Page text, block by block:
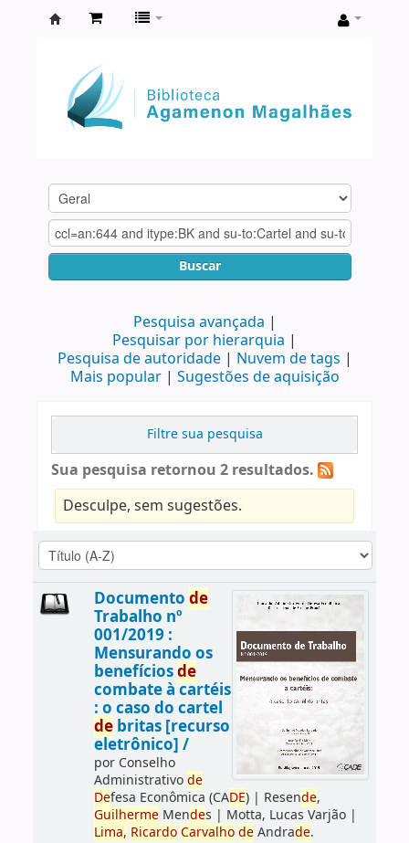
Agamenon
Magalhães
Buscar
Pesquisa avançada
Pesquisar por hierarquia
Pesquisa de autoridade
Nuvem de tags
Mais popular
Sugestões de aquisição
Filtre sua pesquisa
Sua pesquisa retornou 2 resultados.
Desculpe, sem sugestões.
Documento de
Trabalho nº
001/2019 :
Mensurando os
benefíciosde
combate à cartéis
: o caso do cartel
debritas [recurso
eletrônico] /
por Conselho
Administrativode
Defesa Econômica (CADE)| Resende,
GuilhermeMendes | Motta, Lucas Varjão|
Lima, Ricardo Carvalho deAndrade.